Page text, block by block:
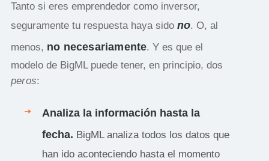
Tanto si eres emprendedor como inversor,
seguramente tu respuesta haya sido no. O, al
menos, no necesariamente. Y es que el
modelo de BigML puede tener, en principio, dos
peros:
Analiza la información hasta la
fecha. BigML analiza todos los datos que
han ido aconteciendo hasta el momento